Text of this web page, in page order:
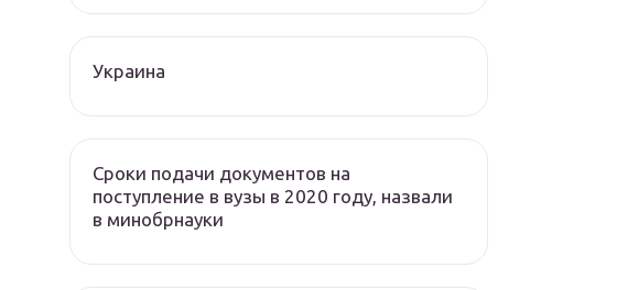
Украина
Сроки подачи документов на
поступление в вузы в 2020 году, назвали
в минобрнауки